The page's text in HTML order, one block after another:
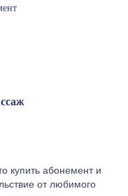
купить абонемент и
от любимого